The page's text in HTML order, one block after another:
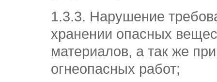
1.3.3. Нарушение
хранении опасных
материалов, а так же
огнеопасных работ;